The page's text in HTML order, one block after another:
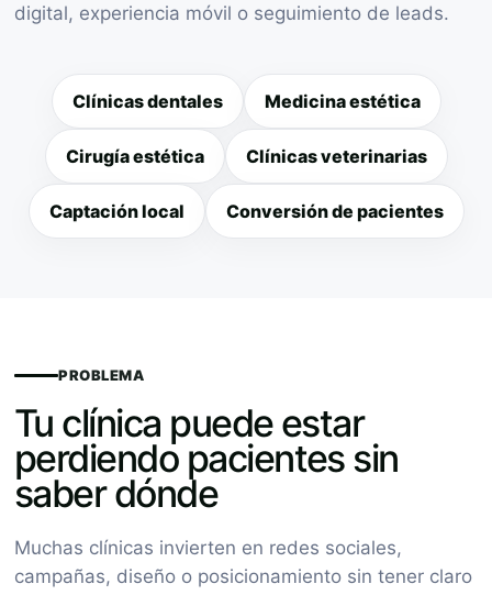
digital, experiencia móvil o seguimiento de leads.
Clínicas dentales Medicina estética
Cirugía estética Clínicas veterinarias
Captación local Conversión de pacientes
PROBLEMA
Tu clínica puede estar
perdiendo pacientes sin
saber dónde
Muchas clínicas invierten en redes sociales,
campañas, diseño o posicionamiento sin tener claro